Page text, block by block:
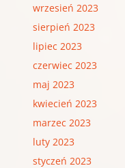
wrzesień 2023
sierpień 2023
lipiec 2023
czerwiec 2023
maj 2023
kwiecień 2023
marzec 2023
luty 2023
styczeń 2023